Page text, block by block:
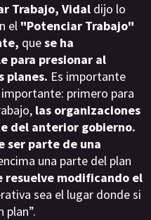
Trabajo, Vidal dijo lo
el "Potenciar Trabajo"
quese ha
para presionar al
planes. Es importante
primero para
las organizaciones
del anterior gobierno.
ser parte de una
una parte del plan
resuelve modificando el
sea el lugar donde si
plan”.